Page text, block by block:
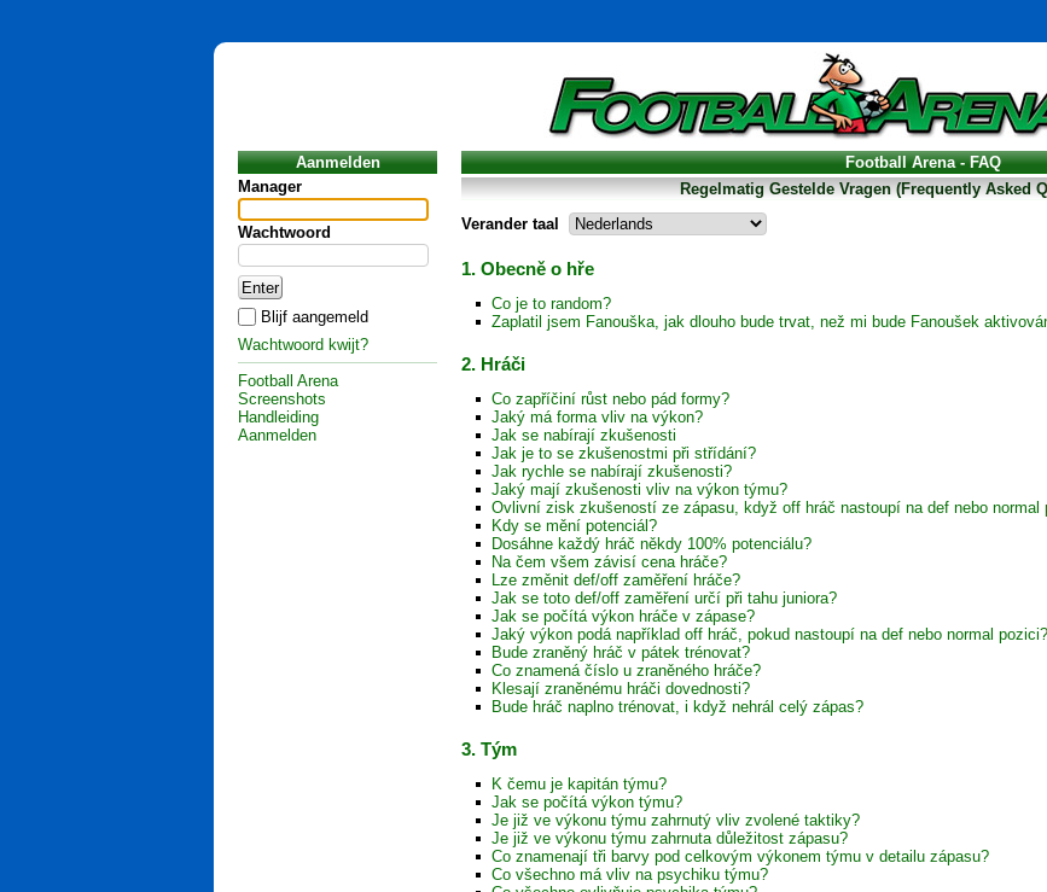
Aanmelden
Manager
Wachtwoord
Blijf aangemeld
Wachtwoord kwijt?
Football Arena
Screenshots
Handleiding
Aanmelden
Football Arena - FAQ
Regelmatig Gestelde Vragen (Frequently Asked
Verander taal
1. Obecně o hře
Co je to random?
Zaplatil jsem Fanouška, jak dlouho bude trvat, než mi bude Fanoušek
2. Hráči
Co zapříčiní růst nebo pád formy?
Jaký má forma vliv na výkon?
Jak se nabírají zkušenosti
Jak je to se zkušenostmi při střídání?
Jak rychle se nabírají zkušenosti?
Jaký mají zkušenosti vliv na výkon týmu?
Ovlivní zisk zkušeností ze zápasu, když off hráč nastoupí na def nebo normal
Kdy se mění potenciál?
Dosáhne každý hráč někdy 100% potenciálu?
Na čem všem závisí cena hráče?
Lze změnit def/off zaměření hráče?
Jak se toto def/off zaměření určí při tahu juniora?
Jak se počítá výkon hráče v zápase?
Jaký výkon podá například off hráč, pokud nastoupí na def nebo normal pozici?
Bude zraněný hráč v pátek trénovat?
Co znamená číslo u zraněného hráče?
Klesají zraněnému hráči dovednosti?
Bude hráč naplno trénovat, i když nehrál celý zápas?
3. Tým
K čemu je kapitán týmu?
Jak se počítá výkon týmu?
Je již ve výkonu týmu zahrnutý vliv zvolené taktiky?
Je již ve výkonu týmu zahrnuta důležitost zápasu?
Co znamenají tři barvy pod celkovým výkonem týmu v detailu zápasu?
Co všechno má vliv na psychiku týmu?